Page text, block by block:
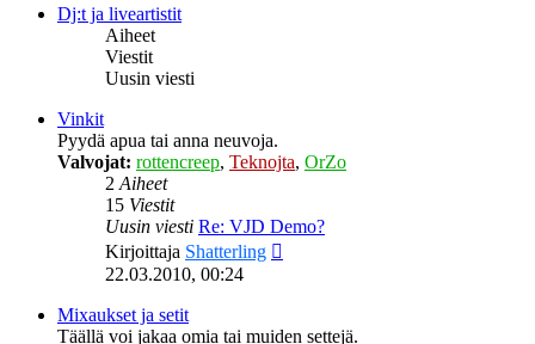
Dj:t ja liveartistit
Aiheet
Viestit
Uusin viesti
Vinkit
Pyydä apua tai anna neuvoja.
Valvojat: rottencreep, Teknojta, OrZo
2Aiheet
15 Viestit
Uusin viesti Re: VJD Demo?
Kirjoittaja Shatterling
22.03.2010, 00:24
Mixaukset ja setit
Täällä voi jakaa omia tai muiden settejä.